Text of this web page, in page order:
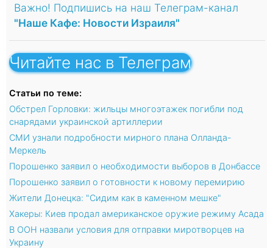
Важно! Подпишись на наш Телеграм-канал
"Наше Кафе: Новости Израиля"
Читайте нас в Телеграм
Статьи по теме:
Обстрел Горловки: жильцы многоэтажек погибли под
снарядами украинской артиллерии
СМИ узнали подробности мирного плана Олланда-
Меркель
Порошенко заявил о необходимости выборов в Донбассе
Порошенко заявил о готовности к новому перемирию
Жители Донецка: "Сидим как в каменном мешке"
Хакеры: Киев продал американское оружие режиму Асада
В ООН назвали условия для отправки миротворцев на
Украину